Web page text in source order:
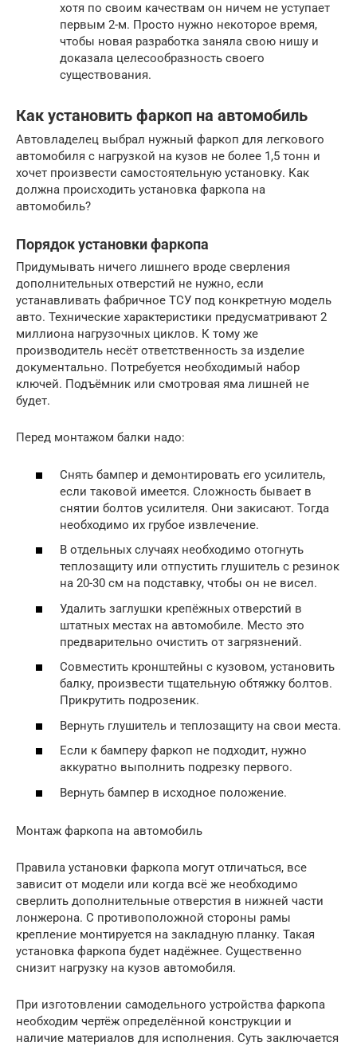
хотя по своим качествам он ничем не уступает
первым 2-м. Просто нужно некоторое время,
чтобы новая разработка заняла свою нишу и
доказала целесообразность своего
существования.
Как установить фаркоп на автомобиль
Автовладелец выбрал нужный фаркоп для легкового
автомобиля с нагрузкой на кузов не более 1,5 тонн и
хочет произвести самостоятельную установку. Как
должна происходить установка фаркопа на
автомобиль?
Порядок установки фаркопа
Придумывать ничего лишнего вроде сверления
дополнительных отверстий не нужно, если
устанавливать фабричное ТСУ под конкретную модель
авто. Технические характеристики предусматривают 2
миллиона нагрузочных циклов. К тому же
производитель несёт ответственность за изделие
документально. Потребуется необходимый набор
ключей. Подъёмник или смотровая яма лишней не
будет.
Перед монтажом балки надо:
Снять бампер и демонтировать его усилитель,
если таковой имеется. Сложность бывает в
снятии болтов усилителя. Они закисают. Тогда
необходимо их грубое извлечение.
В отдельных случаях необходимо отогнуть
теплозащиту или отпустить глушитель с резинок
на 20-30 см на подставку, чтобы он не висел.
Удалить заглушки крепёжных отверстий в
штатных местах на автомобиле. Место это
предварительно очистить от загрязнений.
Совместить кронштейны с кузовом, установить
балку, произвести тщательную обтяжку болтов.
Прикрутить подрозеник.
Вернуть глушитель и теплозащиту на свои места.
Если к бамперу фаркоп не подходит, нужно
аккуратно выполнить подрезку первого.
Вернуть бампер в исходное положение.
Монтаж фаркопа на автомобиль
Правила установки фаркопа могут отличаться, все
зависит от модели или когда всё же необходимо
сверлить дополнительные отверстия в нижней части
лонжерона. С противоположной стороны рамы
крепление монтируется на закладную планку. Такая
установка фаркопа будет надёжнее. Существенно
снизит нагрузку на кузов автомобиля.
При изготовлении самодельного устройства фаркопа
необходим чертёж определённой конструкции и
наличие материалов для исполнения. Суть заключается